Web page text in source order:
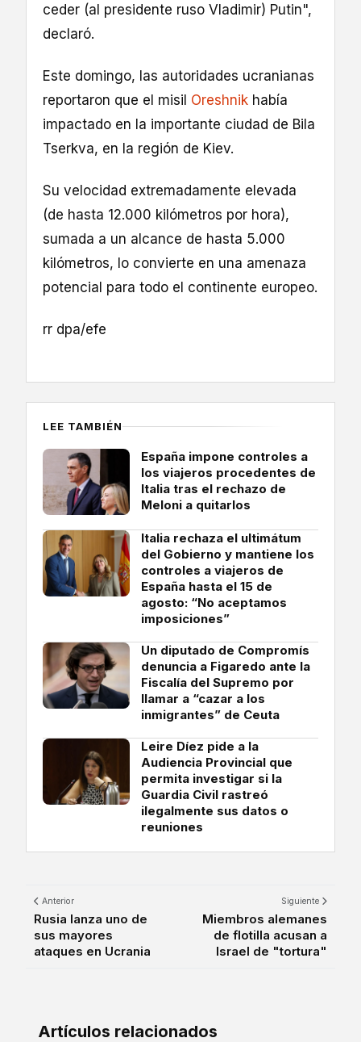
ceder (al presidente ruso Vladimir) Putin",
declaró.
Este domingo, las autoridades ucranianas
reportaron que el misil Oreshnik había
impactado en la importante ciudad de Bila
Tserkva, en la región de Kiev.
Su velocidad extremadamente elevada
(de hasta 12.000 kilómetros por hora),
sumada a un alcance de hasta 5.000
kilómetros, lo convierte en una amenaza
potencial para todo el continente europeo.
rr dpa/efe
LEE TAMBIÉN
España impone controles a
los viajeros procedentes de
Italia tras el rechazo de
Meloni a quitarlos
Italia rechaza el ultimátum
del Gobierno y mantiene los
controles a viajeros de
España hasta el 15 de
agosto: “No aceptamos
imposiciones”
Un diputado de Compromís
denuncia a Figaredo ante la
Fiscalía del Supremo por
llamar a “cazar a los
inmigrantes” de Ceuta
Leire Díez pide a la
Audiencia Provincial que
permita investigar si la
Guardia Civil rastreó
ilegalmente sus datos o
reuniones
Anterior
Rusia lanza uno de
sus mayores
ataques en Ucrania
Siguiente
Miembros alemanes
de flotilla acusan a
Israel de "tortura"
Artículos relacionados